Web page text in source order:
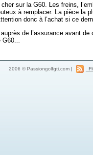
sur la G60. Les freins,
à remplacer. La pièce la
donc à l’achat si ce
de l’assurance avant
2006 © Passiongolfgti.com |